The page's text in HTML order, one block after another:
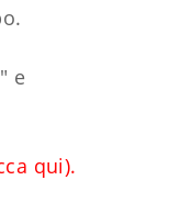
e
qui).